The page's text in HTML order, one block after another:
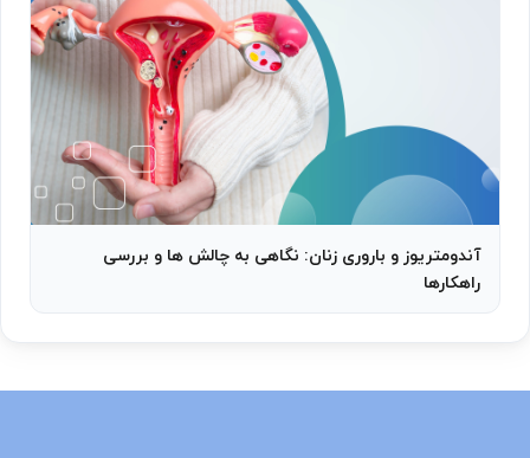
آندومتریوز و باروری زنان: نگاهی به چالش ها و بررسی
راهکارها